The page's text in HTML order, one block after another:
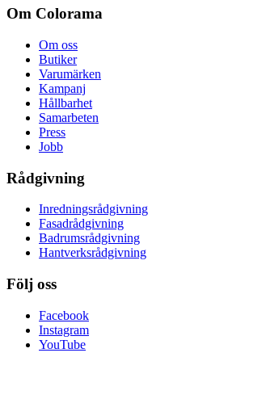
Om Colorama
Om oss
Butiker
Varumärken
Kampanj
Hållbarhet
Samarbeten
Press
Jobb
Rådgivning
Inredningsrådgivning
Fasadrådgivning
Badrumsrådgivning
Hantverksrådgivning
Följ oss
Facebook
Instagram
YouTube